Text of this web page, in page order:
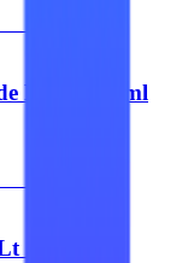
Polvo 454ml
Silimex